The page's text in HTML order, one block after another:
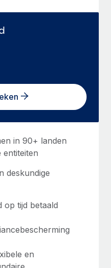
in 90+ landen
entiteiten
deskundige
op tijd betaald
en